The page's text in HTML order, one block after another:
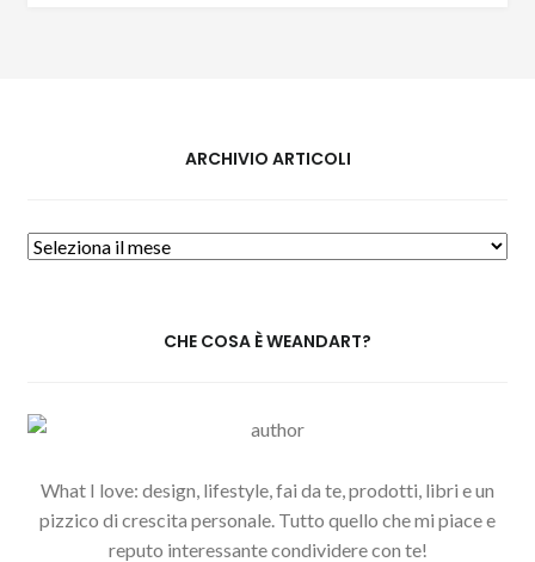
ARCHIVIO ARTICOLI
CHE COSA È WEANDART?
What I love: design, lifestyle, fai da te, prodotti, libri e un
pizzico di crescita personale. Tutto quello che mi piace e
reputo interessante condividere con te!